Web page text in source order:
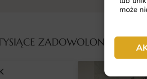
może
ZADOWOLONYCH